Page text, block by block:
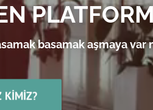
basamak aşmaya var
KIMIZ?